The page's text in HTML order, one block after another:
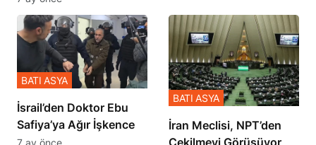
İsrail’den Doktor Ebu
Safiya’ya Ağır İşkence
BATI ASYA
7 ay önce
İran Meclisi, NPT’den
Çekilmeyi Görüşüyor
BATI ASYA